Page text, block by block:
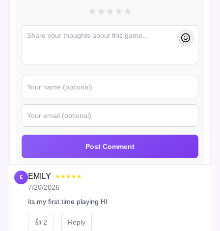
★ ★ ★ ★ ★
Post Comment
E EMILY ★★★★★
7/20/2026
its my first time playing HI
👍 2 Reply